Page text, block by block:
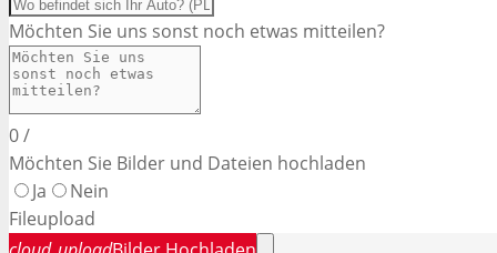
Möchten Sie uns sonst noch etwas mitteilen?
0/
Möchten Sie Bilder und Dateien hochladen
Ja
Nein
Fileupload